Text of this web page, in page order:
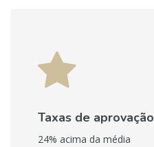
Taxas de aprovação
24% acima da média